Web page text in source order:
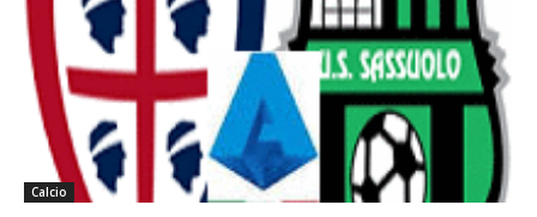
Calcio